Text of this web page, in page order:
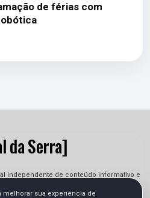
de férias com
da Serra]
independente de conteúdo informativo e
podem sofrer alterações.
melhorar sua experiência de